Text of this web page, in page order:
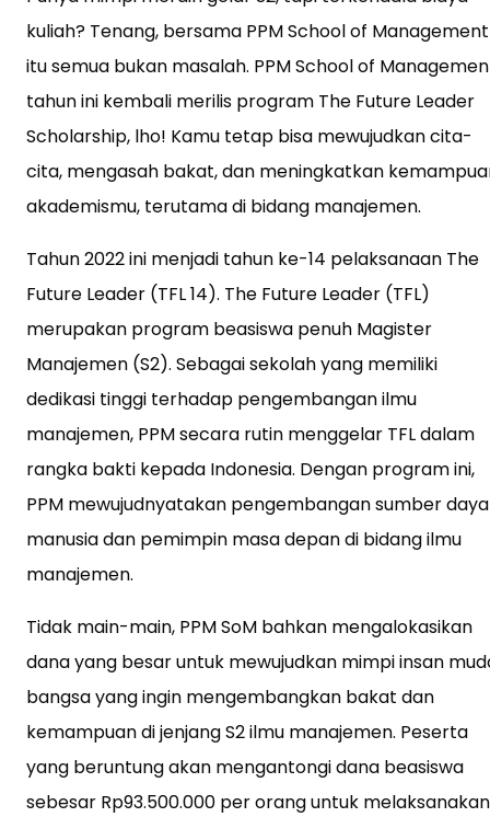
kuliah? Tenang, bersama PPM School of Management
itu semua bukan masalah. PPM School of
tahun ini kembali merilis program The Future Leader
Scholarship, lho! Kamu tetap bisa mewujudkan cita-
cita, mengasah bakat, dan meningkatkan
akademismu, terutama di bidang manajemen.
Tahun 2022 ini menjadi tahun ke-14 pelaksanaan The
Future Leader (TFL 14). The Future Leader (TFL)
merupakan program beasiswa penuh Magister
Manajemen (S2). Sebagai sekolah yang memiliki
dedikasi tinggi terhadap pengembangan ilmu
manajemen, PPM secara rutin menggelar TFL dalam
rangka bakti kepada Indonesia. Dengan program ini,
PPM mewujudnyatakan pengembangan sumber daya
manusia dan pemimpin masa depan di bidang ilmu
manajemen.
Tidak main-main, PPM SoM bahkan mengalokasikan
dana yang besar untuk mewujudkan mimpi insan
bangsa yang ingin mengembangkan bakat dan
kemampuan di jenjang S2 ilmu manajemen. Peserta
yang beruntung akan mengantongi dana beasiswa
sebesar Rp93.500.000 per orang untuk melaksanakan